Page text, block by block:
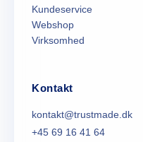
Kundeservice
Webshop
Virksomhed
Kontakt
kontakt@trustmade.dk
+45 69 16 41 64